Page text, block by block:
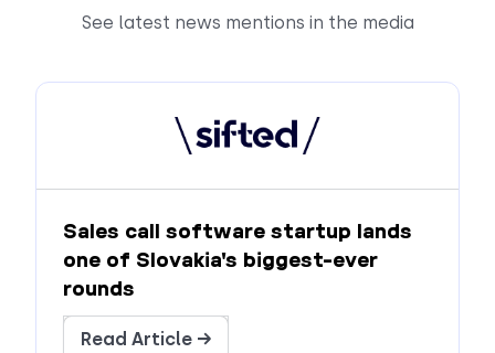
See latest news mentions in the media
Sales call software startup lands
one of Slovakia's biggest-ever
rounds
Read Article →